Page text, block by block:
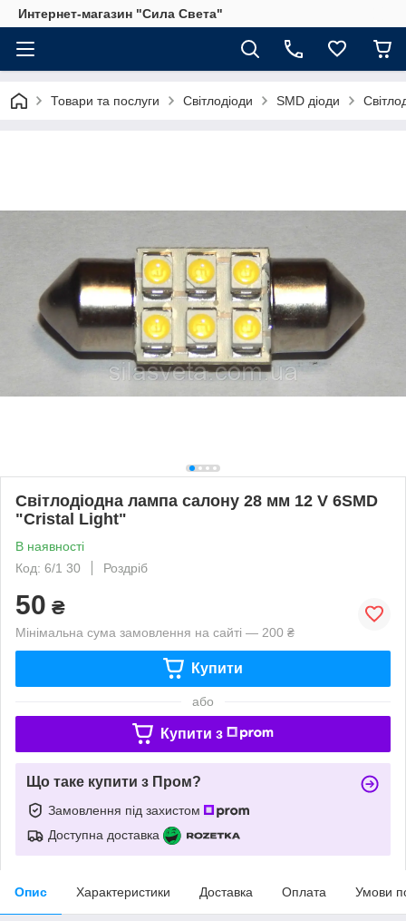
Интернет-магазин "Сила Света"
Товари та послуги Світлодіоди SMD діоди
Світлодіодна лампа салону 28 мм 12 V 6SMD
"Cristal Light"
В наявності
Код: 6/1 30
Роздріб
50 ₴
Мінімальна сума замовлення на сайті — 200 ₴
Купити
або
Купити з
Що таке купити з Пром?
Замовлення під захистом
Доступна доставка
Опис Характеристики Доставка Оплата Умови